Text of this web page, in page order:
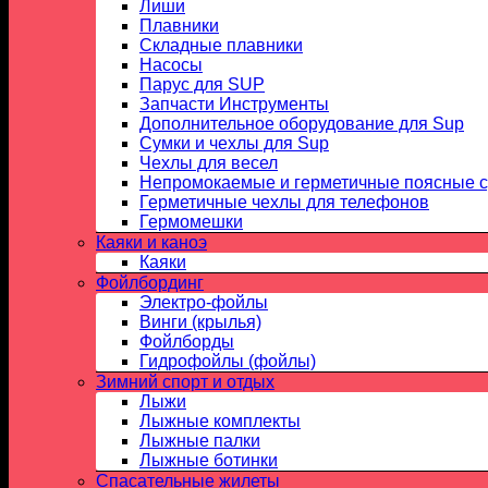
Лиши
Плавники
Складные плавники
Насосы
Парус для SUP
Запчасти Инструменты
Дополнительное оборудование для Sup
Сумки и чехлы для Sup
Чехлы для весел
Непромокаемые и герметичные поясные
Герметичные чехлы для телефонов
Гермомешки
Каяки и каноэ
Каяки
Фойлбординг
Электро-фойлы
Винги (крылья)
Фойлборды
Гидрофойлы (фойлы)
Зимний спорт и отдых
Лыжи
Лыжные комплекты
Лыжные палки
Лыжные ботинки
Спасательные жилеты